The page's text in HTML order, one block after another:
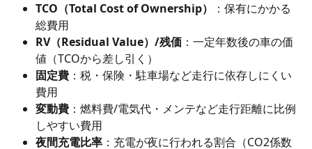
TCO（Total Cost of Ownership）
：保有にかかる
総費用
RV（Residual Value）/残価 ：一定年数後の車の価
値（TCOから差し引く）
固定費 ：税・保険・駐車場など走行に依存しにくい
費用
変動費 ：燃料費/電気代・メンテなど走行距離に比例
しやすい費用
夜間充電比率 ：充電が夜に行われる割合（CO2係数